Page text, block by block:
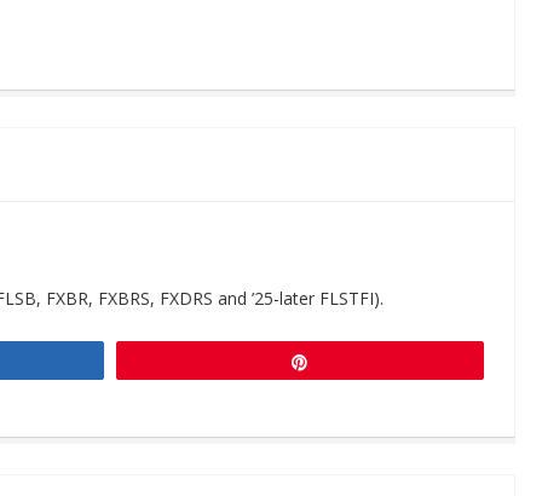
FXBR, FXBRS, FXDRS and ’25-later FLSTFI).